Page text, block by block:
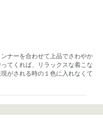
ナーを合わせて上品でさわやか
てくれば、リラックスな着こな
がされる時の１色に入れなくて